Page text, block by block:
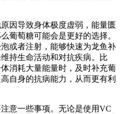
因导致身体极度虚弱，能量匮
葡萄糖可能会是更好的选择。
或者注射，能够快速为龙鱼补
持生命活动和对抗疾病。比
消耗大量能量时，及时补充葡
自身的抗病能力，从而更有利
意一些事项。无论是使用VC